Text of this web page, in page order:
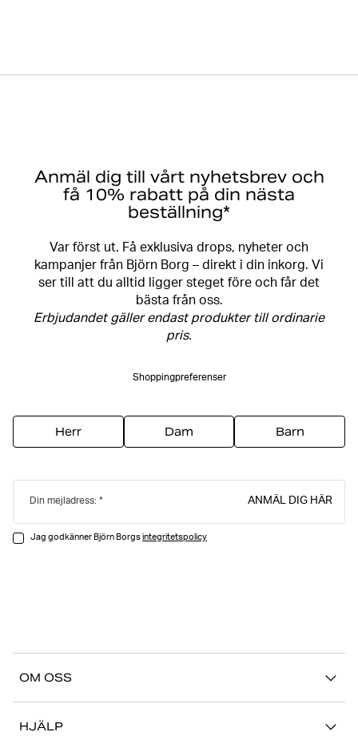
Anmäl dig till vårt nyhetsbrev och
få 10% rabatt på din nästa
beställning*
Var först ut. Få exklusiva drops, nyheter och
kampanjer från Björn Borg – direkt i din inkorg. Vi
ser till att du alltid ligger steget före och får det
bästa från oss.
Erbjudandet gäller endast produkter till ordinarie
pris.
Shoppingpreferenser
Herr Dam Barn
Din mejladress: ANMÄL DIG HÄR
Jag godkänner Björn Borgsintegritetspolicy
OM OSS
HJÄLP